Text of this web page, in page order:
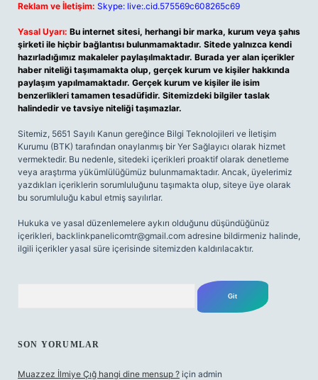
Reklam ve İletişim: Skype: live:.cid.575569c608265c69
Yasal Uyarı: Bu internet sitesi, herhangi bir marka, kurum veya şahıs
şirketi ile hiçbir bağlantısı bulunmamaktadır. Sitede yalnızca kendi
hazırladığımız makaleler paylaşılmaktadır. Burada yer alan içerikler
haber niteliği taşımamakta olup, gerçek kurum ve kişiler hakkında
paylaşım yapılmamaktadır. Gerçek kurum ve kişiler ile isim
benzerlikleri tamamen tesadüfidir. Sitemizdeki bilgiler taslak
halindedir ve tavsiye niteliği taşımazlar.
Sitemiz, 5651 Sayılı Kanun gereğince Bilgi Teknolojileri ve İletişim
Kurumu (BTK) tarafından onaylanmış bir Yer Sağlayıcı olarak hizmet
vermektedir. Bu nedenle, sitedeki içerikleri proaktif olarak denetleme
veya araştırma yükümlülüğümüz bulunmamaktadır. Ancak, üyelerimiz
yazdıkları içeriklerin sorumluluğunu taşımakta olup, siteye üye olarak
bu sorumluluğu kabul etmiş sayılırlar.
Hukuka ve yasal düzenlemelere aykırı olduğunu düşündüğünüz
içerikleri, backlinkpanelicomtr@gmail.com adresine bildirmeniz halinde,
ilgili içerikler yasal süre içerisinde sitemizden kaldırılacaktır.
SON YORUMLAR
Muazzez İlmiye Çığ hangi dine mensup ? için admin